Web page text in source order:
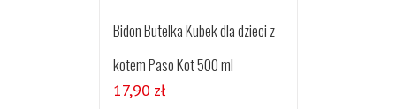
Bidon Butelka Kubek dla dzieci z
kotem Paso Kot 500 ml
17,90 zł